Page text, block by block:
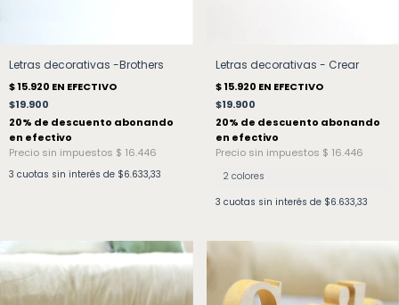
Letras decorativas -Brothers
$19.900
3 cuotas sin interés de $6.633,33
Letras decorativas - Crear
$19.900
2 colores
3 cuotas sin interés de $6.633,33